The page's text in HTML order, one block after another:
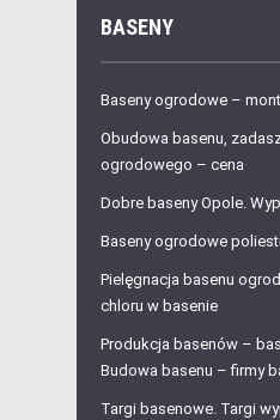
BASENY
Baseny ogrodowe –
Obudowa basenu,
ogrodowego – cena
Dobre baseny Opole.
Baseny ogrodowe
Pielęgnacja basenu
chloru w basenie
Produkcja basenów –
Budowa basenu – firmy
Targi basenowe. Targi